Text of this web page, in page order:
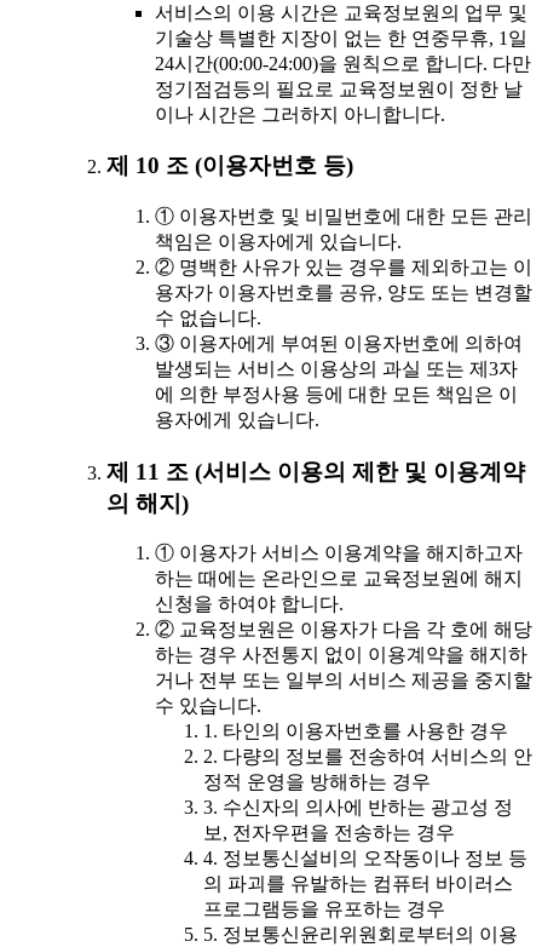
서비스의 이용 시간은 교육정보원의 업무 및
기술상 특별한 지장이 없는 한 연중무휴, 1일
24시간(00:00-24:00)을 원칙으로 합니다. 다만
정기점검등의 필요로 교육정보원이 정한 날
이나 시간은 그러하지 아니합니다.
제 10 조 (이용자번호 등)
① 이용자번호 및 비밀번호에 대한 모든 관리
책임은 이용자에게 있습니다.
② 명백한 사유가 있는 경우를 제외하고는 이
용자가 이용자번호를 공유, 양도 또는 변경할
수 없습니다.
③ 이용자에게 부여된 이용자번호에 의하여
발생되는 서비스 이용상의 과실 또는 제3자
에 의한 부정사용 등에 대한 모든 책임은 이
용자에게 있습니다.
제 11 조 (서비스 이용의 제한 및 이용계약
의 해지)
① 이용자가 서비스 이용계약을 해지하고자
하는 때에는 온라인으로 교육정보원에 해지
신청을 하여야 합니다.
② 교육정보원은 이용자가 다음 각 호에 해당
하는 경우 사전통지 없이 이용계약을 해지하
거나 전부 또는 일부의 서비스 제공을 중지할
수 있습니다.
1. 타인의 이용자번호를 사용한 경우
2. 다량의 정보를 전송하여 서비스의 안
정적 운영을 방해하는 경우
3. 수신자의 의사에 반하는 광고성 정
보, 전자우편을 전송하는 경우
4. 정보통신설비의 오작동이나 정보 등
의 파괴를 유발하는 컴퓨터 바이러스
프로그램등을 유포하는 경우
5. 정보통신윤리위원회로부터의 이용